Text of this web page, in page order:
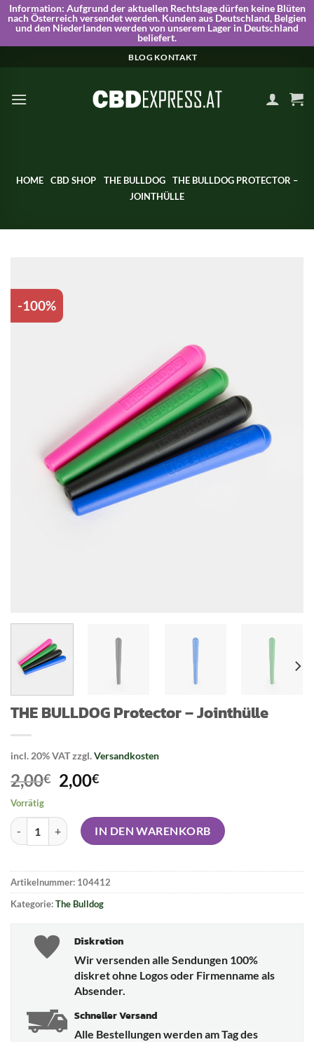
Information: Aufgrund der aktuellen Rechtslage dürfen keine Blüten
nach Österreich versendet werden. Kunden aus Deutschland, Belgien
und den Niederlanden werden von unserem Lager in Deutschland
beliefert.
BLOG KONTAKT
HOME CBD SHOP THE BULLDOG
THE BULLDOG PROTECTOR –
JOINTHÜLLE
-100%
THE BULLDOG Protector – Jointhülle
incl. 20% VATzzgl.Versandkosten
2,00€ Original
price
was:
2,00€.
2,00€Current
is:
2,00€.
Vorrätig
THE BULLDOG Protector - Jointhülle Menge
IN DEN WARENKORB
Artikelnummer: 104412
Kategorie:The Bulldog
Diskretion
Wir versenden alle Sendungen 100%
diskret ohne Logos oder Firmenname als
Absender.
Schneller Versand
Alle Bestellungen werden am Tag des